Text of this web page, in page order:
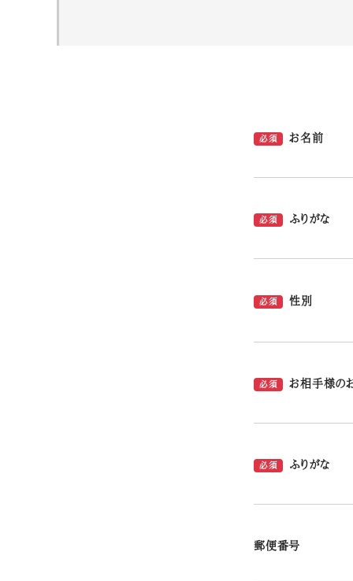
必須 お名前
必須 ふりがな
必須 性別
必須 お相手様の
必須 ふりがな
郵便番号